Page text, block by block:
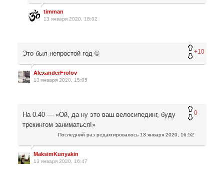
timman
13 января 2020, 18:02
+10
Это был непростой год ©
AlexanderFrolov
13 января 2020, 15:05
0
На 0.40 — «Ой, да ну это ваш велосипединг, буду
трекингом заниматься!»
Последний раз редактировалось 13 января 2020, 16:52
MaksimKunyakin
13 января 2020, 16:47